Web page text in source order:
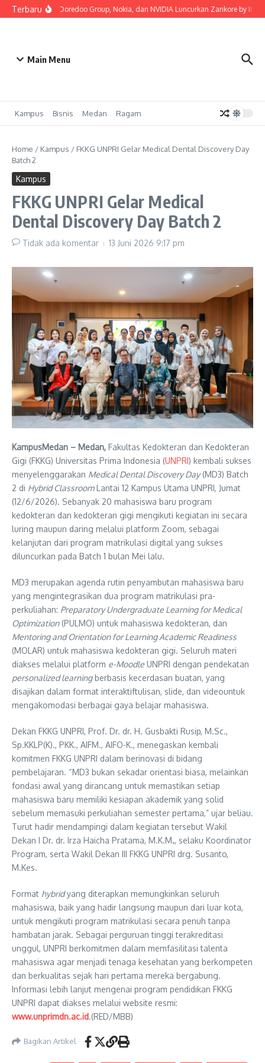
Lewati ke konten
TerbaruIndosat, Ooredoo Group, Nokia, dan NVIDIA Luncurkan Zankore by
Main Menu
Kampus Bisnis Medan Ragam
Home / Kampus / FKKG UNPRI Gelar Medical Dental Discovery Day
Batch 2
Kampus
FKKG UNPRI Gelar Medical
Dental Discovery Day Batch 2
Tidak ada komentar 13 Juni 2026 9:17 pm
KampusMedan – Medan, Fakultas Kedokteran dan Kedokteran
Gigi (FKKG) Universitas Prima Indonesia (UNPRI) kembali sukses
menyelenggarakan Medical Dental Discovery Day(MD3) Batch
2 di Hybrid ClassroomLantai 12 Kampus Utama UNPRI, Jumat
(12/6/2026). Sebanyak 20 mahasiswa baru program
kedokteran dan kedokteran gigi mengikuti kegiatan ini secara
luring maupun daring melalui platform Zoom, sebagai
kelanjutan dari program matrikulasi digital yang sukses
diluncurkan pada Batch 1 bulan Mei lalu.
MD3 merupakan agenda rutin penyambutan mahasiswa baru
yang mengintegrasikan dua program matrikulasi pra-
perkuliahan: Preparatory Undergraduate Learning for Medical
Optimization(PULMO) untuk mahasiswa kedokteran, dan
Mentoring and Orientation for Learning Academic Readiness
(MOLAR) untuk mahasiswa kedokteran gigi. Seluruh materi
diakses melalui platform e-Moodle UNPRI dengan pendekatan
personalized learningberbasis kecerdasan buatan, yang
disajikan dalam format interaktiftulisan, slide, dan videountuk
mengakomodasi berbagai gaya belajar mahasiswa.
Dekan FKKG UNPRI, Prof. Dr. dr. H. Gusbakti Rusip, M.Sc.,
Sp.KKLP(K)., PKK., AIFM., AIFO-K., menegaskan kembali
komitmen FKKG UNPRI dalam berinovasi di bidang
pembelajaran. “MD3 bukan sekadar orientasi biasa, melainkan
fondasi awal yang dirancang untuk memastikan setiap
mahasiswa baru memiliki kesiapan akademik yang solid
sebelum memasuki perkuliahan semester pertama,” ujar beliau.
Turut hadir mendampingi dalam kegiatan tersebut Wakil
Dekan I Dr. dr. Irza Haicha Pratama, M.K.M., selaku Koordinator
Program, serta Wakil Dekan III FKKG UNPRI drg. Susanto,
M.Kes.
Format hybridyang diterapkan memungkinkan seluruh
mahasiswa, baik yang hadir langsung maupun dari luar kota,
untuk mengikuti program matrikulasi secara penuh tanpa
hambatan jarak. Sebagai perguruan tinggi terakreditasi
unggul, UNPRI berkomitmen dalam memfasilitasi talenta
mahasiswa agar menjadi tenaga kesehatan yang berkompeten
dan berkualitas sejak hari pertama mereka bergabung.
Informasi lebih lanjut mengenai program pendidikan FKKG
UNPRI dapat diakses melalui website resmi:
www.unprimdn.ac.id.(RED/MBB)
Bagikan Artikel